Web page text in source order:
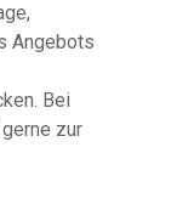
Angebots
Bei
zur